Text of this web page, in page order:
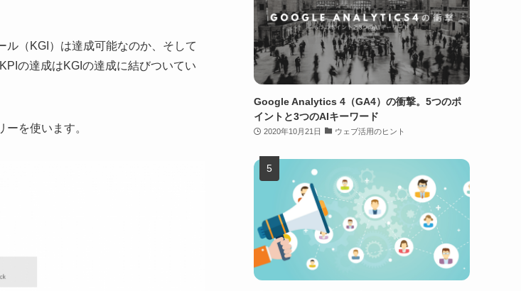
ル（KGI）は達成可能なのか、そして
の達成はKGIの達成に結びついてい
を使います。
Google Analytics 4（GA4）の衝撃。5つのポ
イントと3つのAIキーワード
2020年10月21日 ウェブ活用のヒント